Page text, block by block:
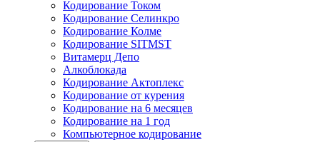
Кодирование Током
Кодирование Селинкро
Кодирование Колме
Кодирование SITMST
Витамерц Депо
Алкоблокада
Кодирование Актоплекс
Кодирование от курения
Кодирование на 6 месяцев
Кодирование на 1 год
Компьютерное кодирование